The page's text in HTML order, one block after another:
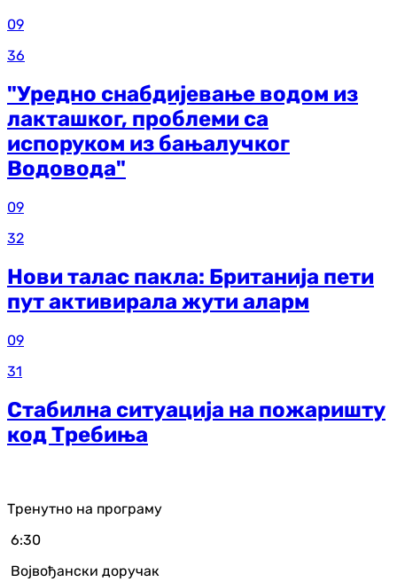
09
36
"Уредно снабдијевање водом из
лакташког, проблеми са
испоруком из бањалучког
Водовода"
09
32
Нови талас пакла: Британија пети
пут активирала жути аларм
09
31
Стабилна ситуација на пожаришту
код Требиња
Тренутно на програму
6:30
Војвођански доручак